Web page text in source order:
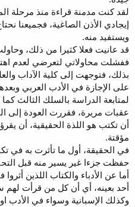
لقد كنت مدمنة قراءة منذ مرحلة
إيجادي الأذن الصاغية، فجميعنا
ويستفيد منه.
قد عانيت فعلا كثيرا من ذلك،
ففشلت محاولاتي لتعرضي لعدم
بذلك، فتوجهت إلى كلية الآداب
على الإجازة في الأدب العربي
لمتابعة الدراسة بالسلك الثالث
عقبات مريرة، فقررت العودة إلى
أن تكتب هو اللذة الحقيقية، أن
مؤقتة.
في الحقيقة، أول ما تأثرت به في
حفظت جزءا غير يسير منه قبل
أما عن الأدباء والكتاب اللذين
أحد بعينه، أي أن كل من قرأت لهم
وكذلك الإسبانية وسواء في الأدب